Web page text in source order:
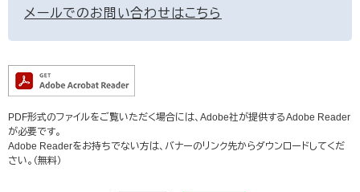
メールでのお問い合わせはこちら
PDF形式のファイルをご覧いただく場合には、Adobe社が提供するAdobe Reader
が必要です。
Adobe Readerをお持ちでない方は、バナーのリンク先からダウンロードしてくだ
さい。（無料）